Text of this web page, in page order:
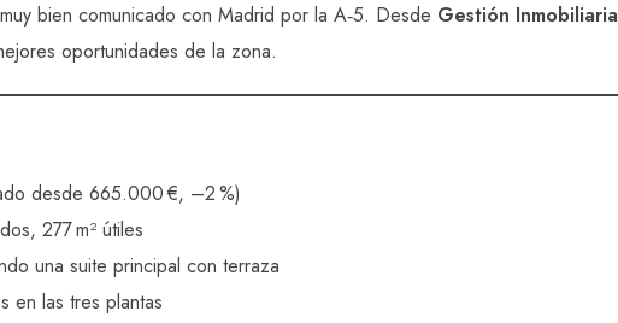
bien comunicado con Madrid por la A‑5. Desde Gestión Inmobiliaria
oportunidades de la zona.
desde 665.000 €, –2 %)
277 m² útiles
una suite principal con terraza
en las tres plantas